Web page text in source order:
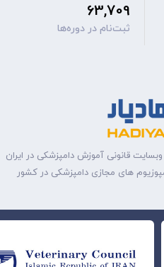
63,709
ثبت‌نام‌ در دوره‌ها
قانونی آموزش دامپزشکی در ایران
های مجازی دامپزشکی در کشور